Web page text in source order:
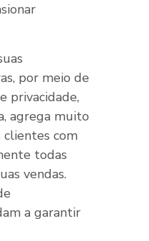
por meio de
privacidade,
agrega muito
clientes com
todas
vendas.
a garantir